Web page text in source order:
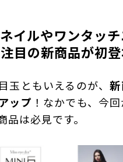
イルやワンタッ
目の新商品が初登
玉ともいえるのが、
ップ ！なかでも、今
品は必見です。